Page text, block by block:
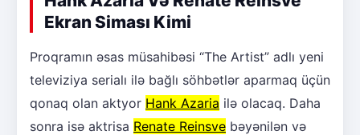
Ekran Siması Kimi
Proqramın əsas müsahibəsi “The Artist” adlı yeni
televiziya serialı ilə bağlı söhbətlər aparmaq üçün
qonaq olan aktyor Hank Azaria ilə olacaq. Daha
sonra isə aktrisa Renate Reinsve bəyənilən və